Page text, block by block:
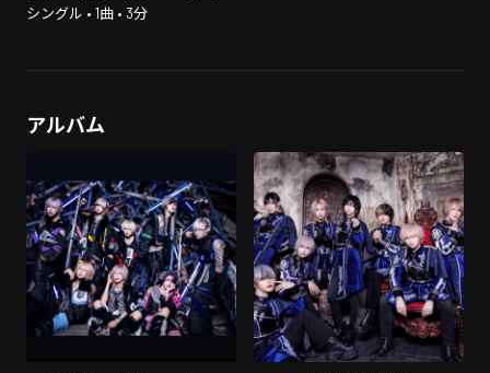
シングル • 1曲 • 3分
アルバム